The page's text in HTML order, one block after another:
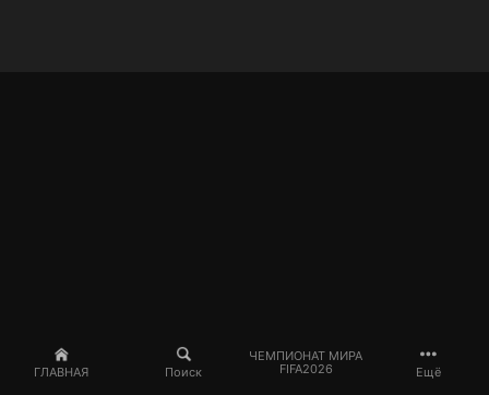
ГЛАВНАЯ Поиск
ЧЕМПИОНАТ МИРА
FIFA2026
Ещё